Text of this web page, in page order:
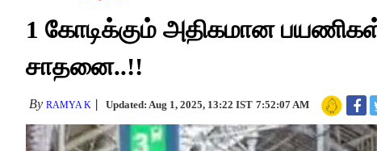
1 கோடிக்கும் அதிகமான
சாதனை..!!
By RAMYA K Updated: Aug 1, 2025, 13:22 IST 7:52:07 AM